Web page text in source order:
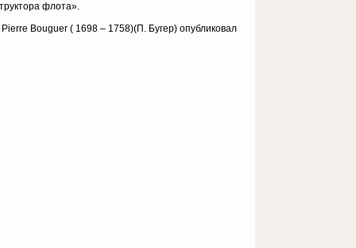
флота».
Bouguer ( 1698 – 1758)(П. Бугер) опубликовал